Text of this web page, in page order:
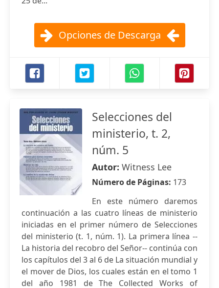
Opciones de Descarga
Selecciones del
ministerio, t. 2,
núm. 5
Autor: Witness Lee
Número de Páginas: 173
En este número daremos
continuación a las cuatro líneas de ministerio
iniciadas en el primer número de Selecciones
del ministerio (t. 1, núm. 1). La primera línea --
La historia del recobro del Señor-- continúa con
los capítulos del 3 al 6 de La situación mundial y
el mover de Dios, los cuales están en el tomo 1
del año 1981 de The Collected Works of